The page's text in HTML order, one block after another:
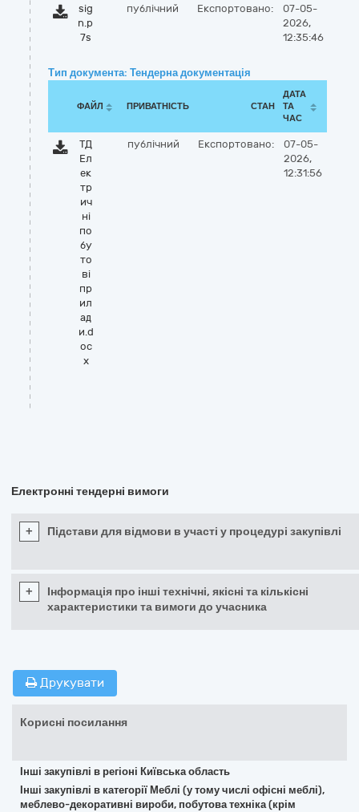
sig
n.p
7s
публічний Експортовано:
07-05-
2026,
12:35:46
Тип документа: Тендерна документація
ФАЙЛ ПРИВАТНІСТЬ СТАН
ДАТА
ТА
ЧАС
ТД
Ел
ек
тр
ич
ні
по
бу
то
ві
пр
ил
ад
и.d
oc
x
публічний Експортовано:
07-05-
2026,
12:31:56
Електронні тендерні вимоги
+ Підстави для відмови в участі у процедурі закупівлі
+
Інформація про інші технічні, якісні та кількісні
характеристики та вимоги до учасника
Друкувати
Корисні посилання
Інші закупівлі в регіоні Київська область
Інші закупівлі в категорії Меблі (у тому числі офісні меблі),
меблево-декоративні вироби, побутова техніка (крім